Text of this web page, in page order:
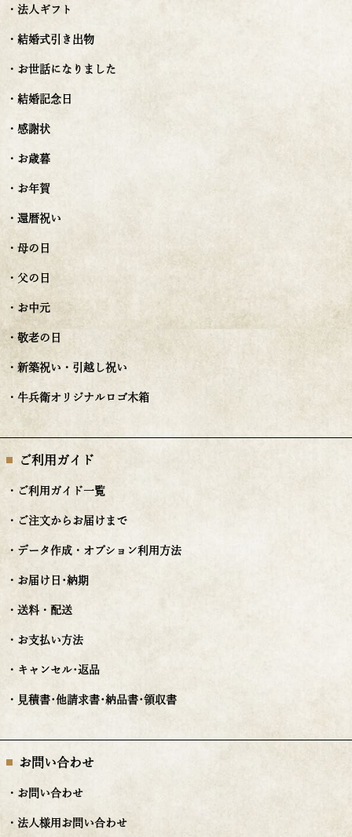
・法人ギフト
・結婚式引き出物
・お世話になりました
・結婚記念日
・感謝状
・お歳暮
・お年賀
・還暦祝い
・母の日
・父の日
・お中元
・敬老の日
・新築祝い・引越し祝い
・牛兵衛オリジナルロゴ木箱
ご利用ガイド
・ご利用ガイド一覧
・ご注文からお届けまで
・データ作成・オプション利用方法
・お届け日･納期
・送料・配送
・お支払い方法
・キャンセル･返品
・見積書･他請求書･納品書･領収書
お問い合わせ
・お問い合わせ
・法人様用お問い合わせ